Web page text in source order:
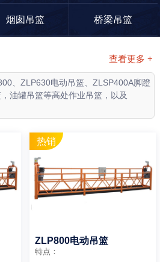
烟囱吊篮 桥梁吊篮
查看更多 +
、ZLP630电动吊篮、ZLSP400A脚蹬
油罐吊篮等高处作业吊篮，以及
ZLP800电动吊篮
特点：